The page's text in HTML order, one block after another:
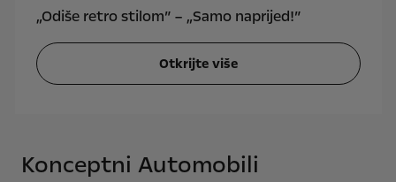
„Odiše retro stilom” – „Samo naprijed!”
Otkrijte više
Konceptni Automobili